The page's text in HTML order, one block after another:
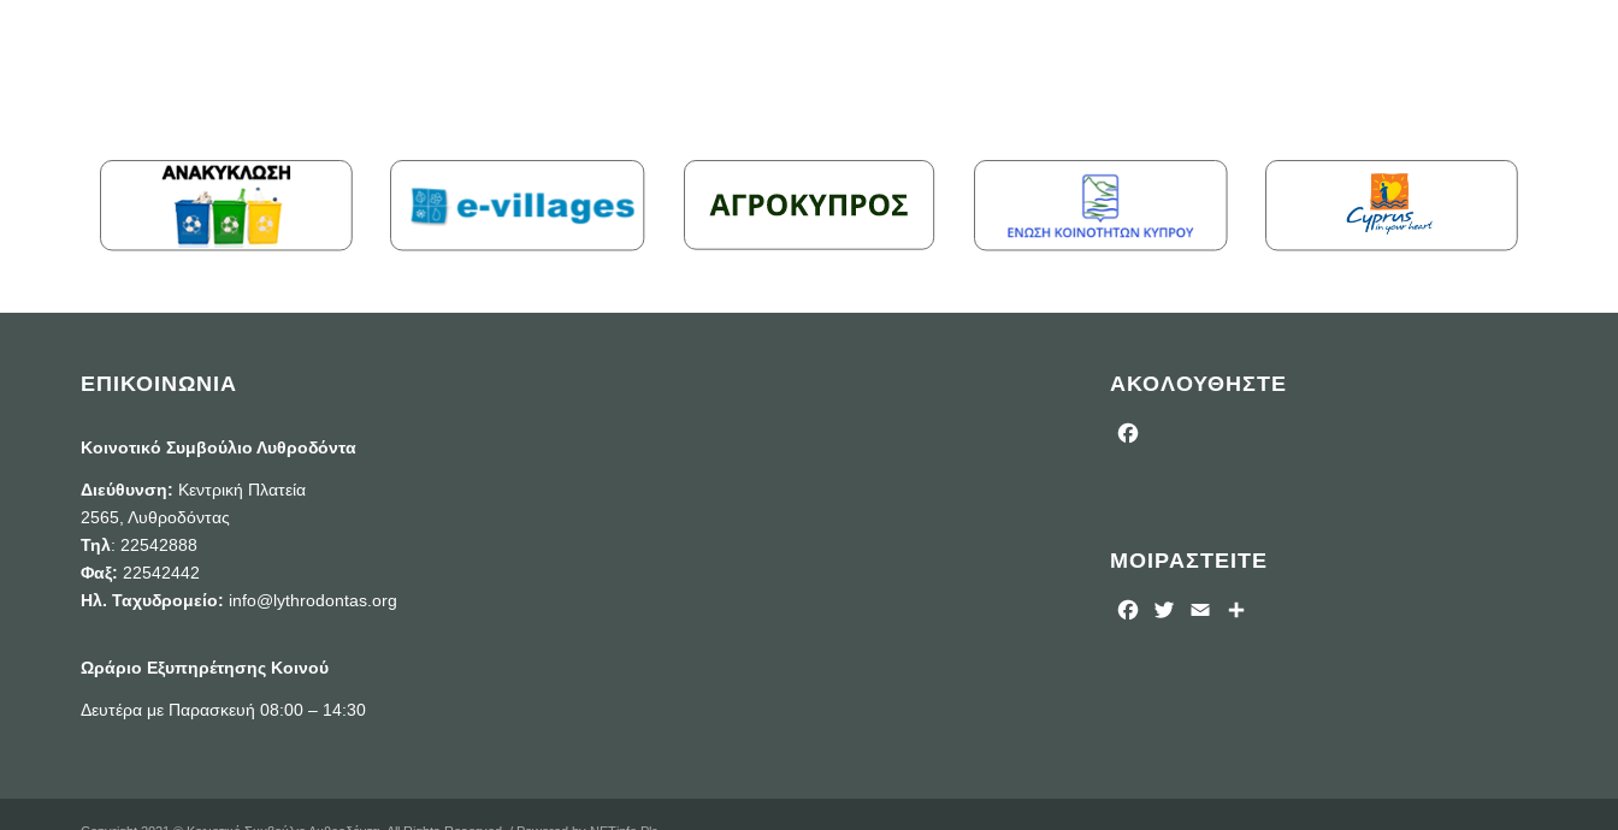
ΕΠΙΚΟΙΝΩΝΙΑ
Κοινοτικό Συμβούλιο Λυθροδόντα
Διεύθυνση: Κεντρική Πλατεία
2565, Λυθροδόντας
Τηλ: 22542888
Φαξ: 22542442
Ηλ. Ταχυδρομείο: info@lythrodontas.org
Ωράριο Εξυπηρέτησης Κοινού
Δευτέρα με Παρασκευή 08:00 – 14:30
ΑΚΟΛΟΥΘΗΣΤΕ
ΜΟΙΡΑΣΤΕΙΤΕ
Facebook
TwitterEmail